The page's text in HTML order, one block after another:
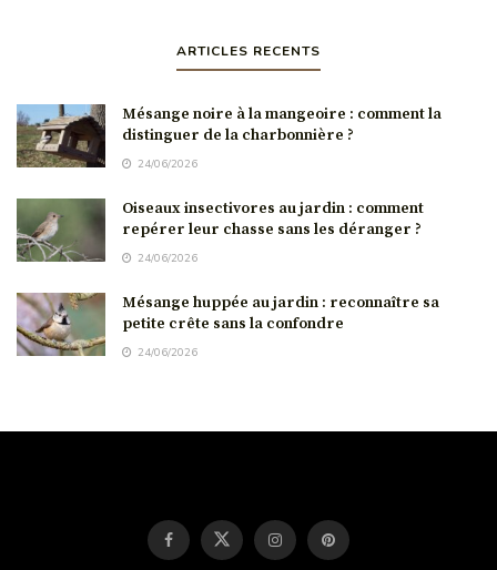
ARTICLES RECENTS
Mésange noire à la mangeoire : comment la
distinguer de la charbonnière ?
24/06/2026
Oiseaux insectivores au jardin : comment
repérer leur chasse sans les déranger ?
24/06/2026
Mésange huppée au jardin : reconnaître sa
petite crête sans la confondre
24/06/2026